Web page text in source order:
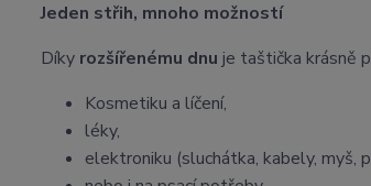
Jeden střih, mnoho možností
Díky rozšířenému dnu je taštička krásně
Kosmetiku a líčení,
léky,
elektroniku (sluchátka, kabely, myš,